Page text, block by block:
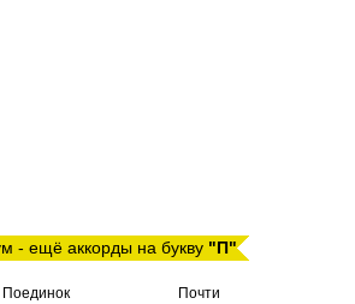
- ещё аккорды на букву "П"
Поединок
Почти